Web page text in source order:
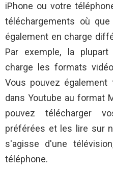
iPhone ou votre
téléchargements où
également en charge
Par exemple, la
charge les formats
Vous pouvez également
dans Youtube au format
pouvez télécharger
préférées et les lire sur
s'agisse d'une
téléphone.